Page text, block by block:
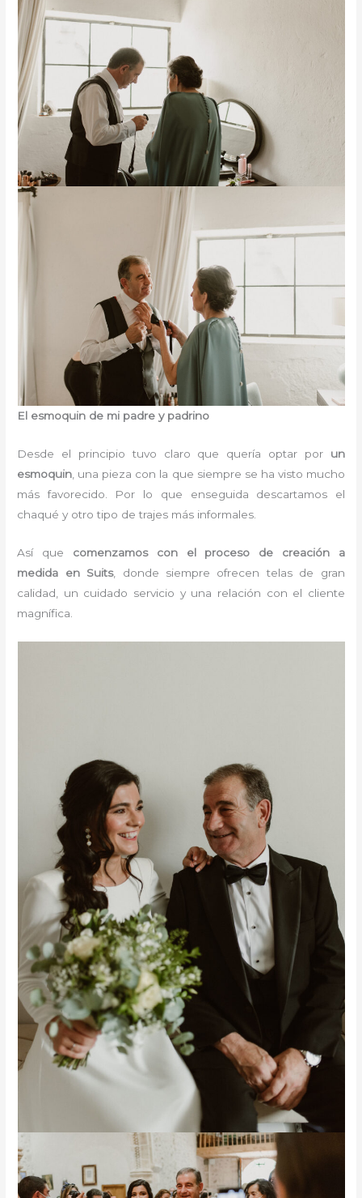
El esmoquin de mi padre y padrino
Desde el principio tuvo claro que quería optar por un
esmoquin , una pieza con la que siempre se ha visto mucho
más favorecido. Por lo que enseguida descartamos el
chaqué y otro tipo de trajes más informales.
Así que comenzamos con el proceso de creación a
medida en Suits, donde siempre ofrecen telas de gran
calidad, un cuidado servicio y una relación con el cliente
magnífica.